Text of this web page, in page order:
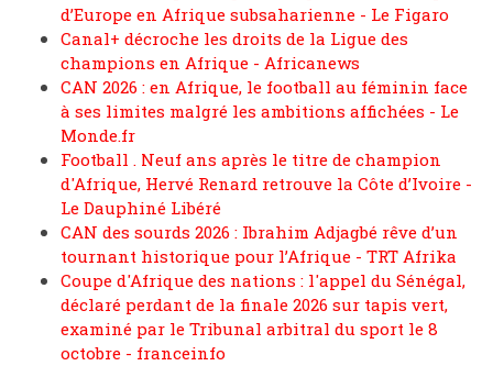
d’Europe en Afrique subsaharienne - Le Figaro
Canal+ décroche les droits de la Ligue des
champions en Afrique - Africanews
CAN 2026 : en Afrique, le football au féminin face
à ses limites malgré les ambitions affichées - Le
Monde.fr
Football . Neuf ans après le titre de champion
d'Afrique, Hervé Renard retrouve la Côte d’Ivoire -
Le Dauphiné Libéré
CAN des sourds 2026 : Ibrahim Adjagbé rêve d’un
tournant historique pour l’Afrique - TRT Afrika
Coupe d'Afrique des nations : l'appel du Sénégal,
déclaré perdant de la finale 2026 sur tapis vert,
examiné par le Tribunal arbitral du sport le 8
octobre - franceinfo